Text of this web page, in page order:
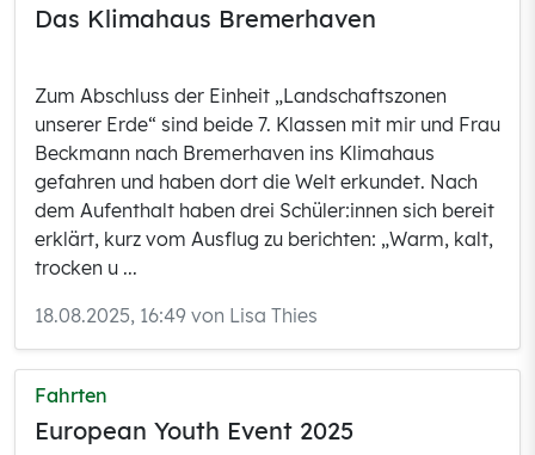
Das Klimahaus Bremerhaven
Zum Abschluss der Einheit „Landschaftszonen
unserer Erde“ sind beide 7. Klassen mit mir und Frau
Beckmann nach Bremerhaven ins Klimahaus
gefahren und haben dort die Welt erkundet. Nach
dem Aufenthalt haben drei Schüler:innen sich bereit
erklärt, kurz vom Ausflug zu berichten: „Warm, kalt,
trocken u ...
18.08.2025, 16:49 von Lisa Thies
Fahrten
European Youth Event 2025